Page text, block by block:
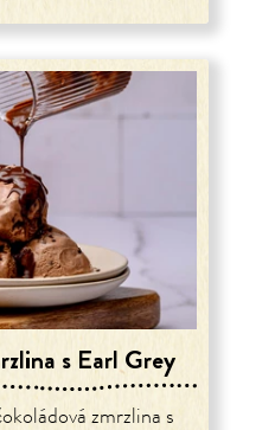
s Earl Grey
zmrzlina s